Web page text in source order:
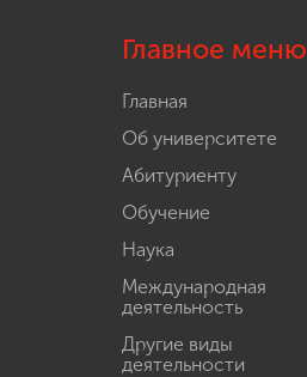
Главное меню
Главная
Об университете
Абитуриенту
Обучение
Наука
Международная
деятельность
Другие виды
деятельности